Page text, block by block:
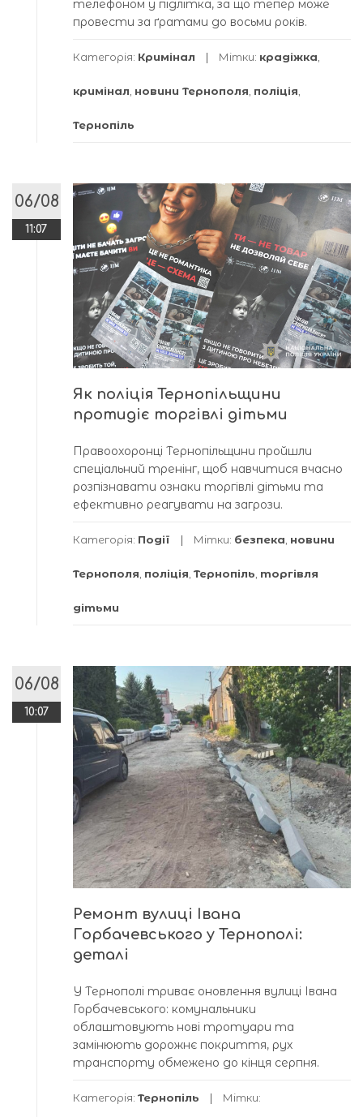
телефоном у підлітка, за що тепер може
провести за ґратами до восьми років.
Категорія: Кримінал Мітки: крадіжка
кримінал новини Тернополя поліція
Тернопіль
06/08
11:07
Як поліція Тернопільщини
протидіє торгівлі дітьми
Правоохоронці Тернопільщини пройшли
спеціальний тренінг, щоб навчитися вчасно
розпізнавати ознаки торгівлі дітьми та
ефективно реагувати на загрози.
Категорія: Події Мітки: безпека, новини
Тернополя, поліція, Тернопіль, торгівля
дітьми
06/08
10:07
Ремонт вулиці Івана
Горбачевського у Тернополі:
деталі
У Тернополі триває оновлення вулиці Івана
Горбачевського: комунальники
облаштовують нові тротуари та
замінюють дорожнє покриття, рух
транспорту обмежено до кінця серпня.
Категорія: Тернопіль Мітки: